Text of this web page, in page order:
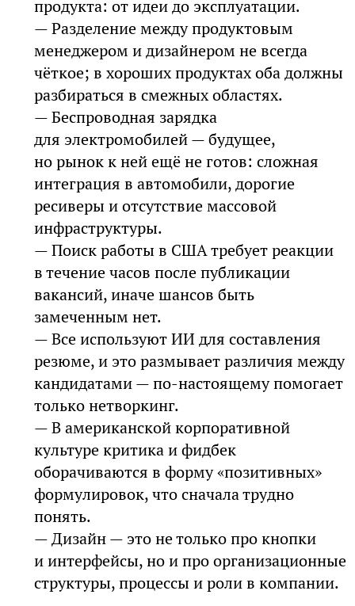
продукта: от идеи до эксплуатации.
— Разделение между продуктовым
менеджером и дизайнером не всегда
чёткое; в хороших продуктах оба должны
разбираться в смежных областях.
— Беспроводная зарядка
для электромобилей — будущее,
но рынок к ней ещё не готов: сложная
интеграция в автомобили, дорогие
ресиверы и отсутствие массовой
инфраструктуры.
— Поиск работы в США требует реакции
в течение часов после публикации
вакансий, иначе шансов быть
замеченным нет.
— Все используют ИИ для составления
резюме, и это размывает различия между
кандидатами — по-настоящему помогает
только нетворкинг.
— В американской корпоративной
культуре критика и фидбек
оборачиваются в форму «позитивных»
формулировок, что сначала трудно
понять.
— Дизайн — это не только про кнопки
и интерфейсы, но и про организационные
структуры, процессы и роли в компании.